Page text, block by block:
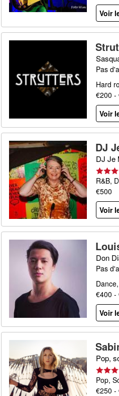
Voir
Pas
Hard
€200 -
Voir
DJ
DJ Je
R&B,
€500
Voir
Don
Pas
€400 -
Voir
Pop,
Pop,
€250 -